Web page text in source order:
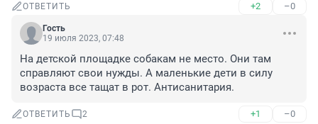
ОТВЕТИТЬ +2 –0
Гость
19 июля 2023, 07:48
На детской площадке собакам не место. Они там
справляют свои нужды. А маленькие дети в силу
возраста все тащат в рот. Антисанитария.
ОТВЕТИТЬ 2 +1 –0